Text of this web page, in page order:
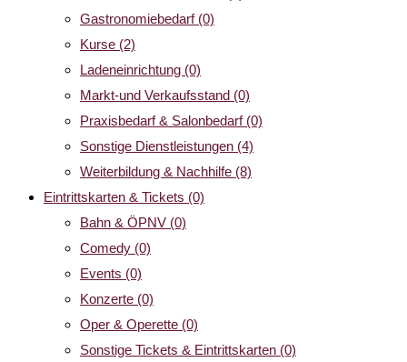
Gastronomiebedarf (0)
Kurse (2)
Ladeneinrichtung (0)
Markt-und Verkaufsstand (0)
Praxisbedarf & Salonbedarf (0)
Sonstige Dienstleistungen (4)
Weiterbildung & Nachhilfe (8)
Eintrittskarten & Tickets (0)
Bahn & ÖPNV (0)
Comedy (0)
Events (0)
Konzerte (0)
Oper & Operette (0)
Sonstige Tickets & Eintrittskarten (0)